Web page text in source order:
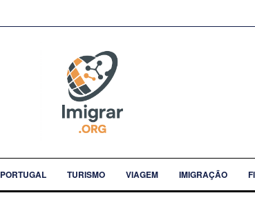
PORTUGAL TURISMO VIAGEM IMIGRAÇÃO